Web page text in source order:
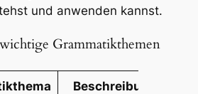
und anwenden kannst.
Grammatikthemen
Beschreibung